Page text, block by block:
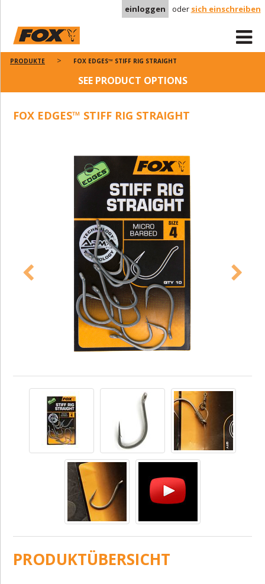
einloggen oder sich einschreiben
PRODUKTE FOX EDGES™ STIFF RIG STRAIGHT
SEE PRODUCT OPTIONS
FOX EDGES™ STIFF RIG STRAIGHT
PRODUKTÜBERSICHT